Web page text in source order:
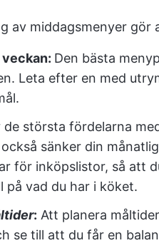
av middagsmenyer gör
Den bästa
Leta efter en med
de största fördelarna
sänker din
för inköpslistor, så att
på vad du har i köket.
: Att planera
se till att du får en